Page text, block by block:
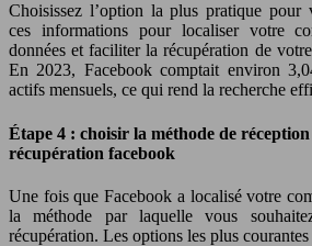
Choisissez l’option la plus pratique pour
ces informations pour localiser votre
données et faciliter la récupération de
En 2023, Facebook comptait environ
actifs mensuels, ce qui rend la recherche
Étape 4 : choisir la méthode de
récupération facebook
Une fois que Facebook a localisé votre
la méthode par laquelle vous
récupération. Les options les plus courantes